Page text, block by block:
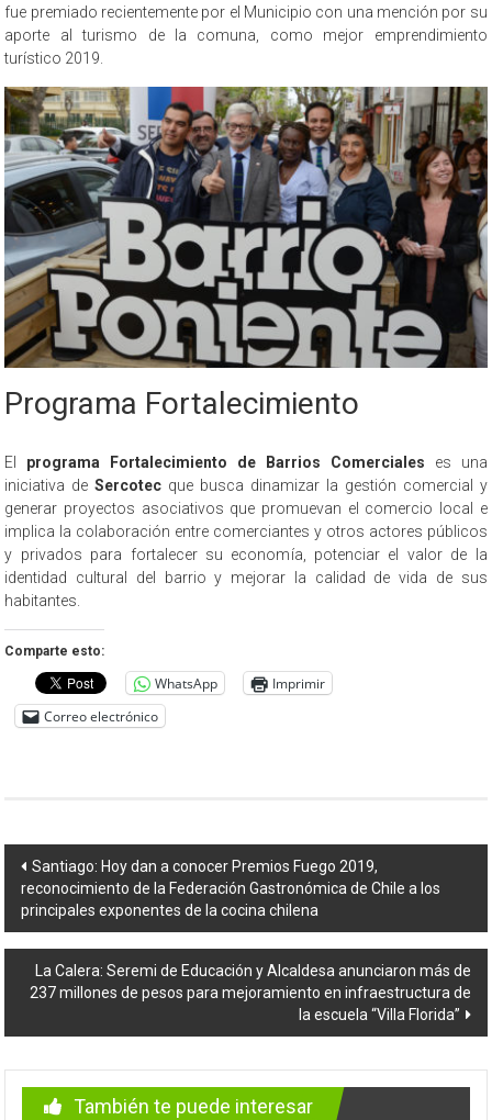
fue premiado recientemente por el Municipio con una mención por su
aporte al turismo de la comuna, como mejor emprendimiento
turístico 2019.
Programa Fortalecimiento
El programa Fortalecimiento de Barrios Comerciales es una
iniciativa deSercotec que busca dinamizar la gestión comercial y
generar proyectos asociativos que promuevan el comercio local e
implica la colaboración entre comerciantes y otros actores públicos
y privados para fortalecer su economía, potenciar el valor de la
identidad cultural del barrio y mejorar la calidad de vida de sus
habitantes.
Comparte esto:
WhatsApp
Imprimir
Correo electrónico
Navegación
de
entradas
Santiago: Hoy dan a conocer Premios Fuego 2019,
reconocimiento de la Federación Gastronómica de Chile a los
principales exponentes de la cocina chilena
La Calera: Seremi de Educación y Alcaldesa anunciaron más de
237 millones de pesos para mejoramiento en infraestructura de
la escuela “Villa Florida”
También te puede interesar